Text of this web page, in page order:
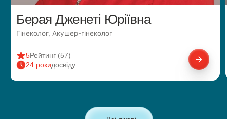
Берая Дженеті Юріївна
Гінеколог, Акушер-гінеколог
5Рейтинг (57)
24 рокидосвіду